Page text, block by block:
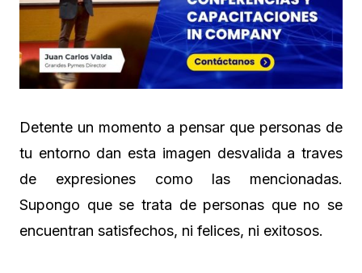
Detente un momento a pensar que personas de
tu entorno dan esta imagen desvalida a traves
de expresiones como las mencionadas.
Supongo que se trata de personas que no se
encuentran satisfechos, ni felices, ni exitosos.